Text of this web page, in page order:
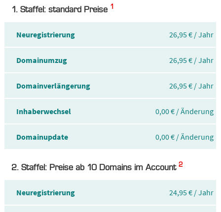
1. Staffel: standard Preise 1
Neuregistrierung 26,95 € / Jahr
Domainumzug 26,95 € / Jahr
Domainverlängerung 26,95 € / Jahr
Inhaberwechsel 0,00 € / Änderung
Domainupdate 0,00 € / Änderung
2. Staffel: Preise ab 10 Domains im Account 2
Neuregistrierung 24,95 € / Jahr